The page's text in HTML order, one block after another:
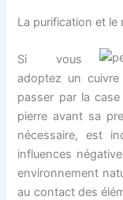
La purification et
Si vous
adoptez un
passer par la
pierre avant sa
nécessaire, est
influences
environnement
au contact des